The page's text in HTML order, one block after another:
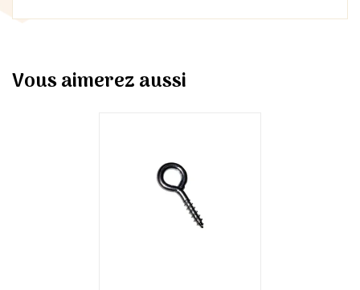
Vous aimerez aussi